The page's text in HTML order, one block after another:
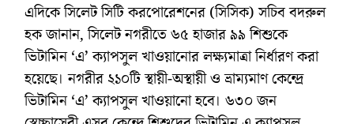
এদিকে সিলেট সিটি করপোরেশনের (সিসিক) সচিব বদরুল
হক জানান, সিলেট নগরীতে ৬৫ হাজার ৯৯ শিশুকে
ভিটামিন ‘এ’ ক্যাপসুল খাওয়ানোর লক্ষ্যমাত্রা নির্ধারণ করা
হয়েছে। নগরীর ২১০টি স্থায়ী-অস্থায়ী ও ভ্রাম্যমাণ কেন্দ্রে
ভিটামিন ‘এ’ ক্যাপসুল খাওয়ানো হবে। ৬৩০ জন